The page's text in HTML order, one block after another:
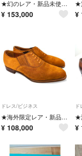
★幻のレア・新品未使用★ エドワードグリーン リミテッドエディション ブラナー BRANAGH コードバン サイズ7.5F シュー
¥ 153,000 ¥
ドレス/ビジネス
★海外限定レア・新品未使用★ エドワードグリーン クレア CLARE 82ラスト ブラウン スエード サイズ7.5E
¥ 108,000 ¥